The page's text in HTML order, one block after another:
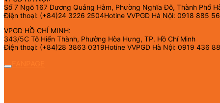
Số 7 Ngõ 167 Dương Quảng Hàm, Phường Nghĩa Đô, Thành Phố
Điện thoại: (+84)24 3226 2504Hotine VVPGD Hà Nội: 0918 885
VPGD HỒ CHÍ MINH:
343/5C Tô Hiến Thành, Phường Hòa Hưng, TP. Hồ Chí Minh
Điện thoại: (+84)28 3863 0319Hotine VVPGD Hà Nội: 0919 436